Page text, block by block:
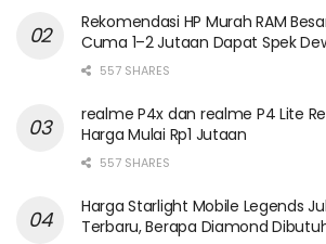
Rekomendasi HP Murah RAM
Cuma 1–2 Jutaan Dapat Spek
557 SHARES
realme P4x dan realme P4 Lite
Harga Mulai Rp1 Jutaan
557 SHARES
Harga Starlight Mobile Legends
Terbaru, Berapa Diamond